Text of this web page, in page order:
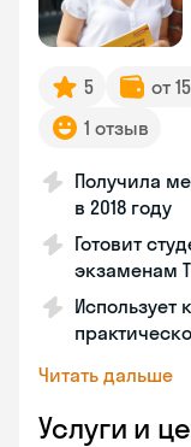
5 от
1 отзыв
Получила
в 2018 году
Готовит
экзаменам
Использует
Читать дальше
Услуги и